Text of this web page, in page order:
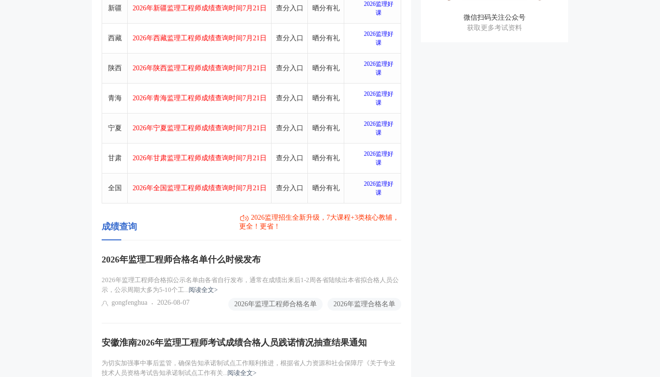
新疆 2026年新疆监理工程师成绩查询时间7月21日 查分入口 晒分有礼
2026监理好
课
西藏 2026年西藏监理工程师成绩查询时间7月21日 查分入口 晒分有礼
2026监理好
课
陕西 2026年陕西监理工程师成绩查询时间7月21日 查分入口 晒分有礼
2026监理好
课
青海 2026年青海监理工程师成绩查询时间7月21日 查分入口 晒分有礼
2026监理好
课
宁夏 2026年宁夏监理工程师成绩查询时间7月21日 查分入口 晒分有礼
2026监理好
课
甘肃 2026年甘肃监理工程师成绩查询时间7月21日 查分入口 晒分有礼
2026监理好
课
全国 2026年全国监理工程师成绩查询时间7月21日 查分入口 晒分有礼
2026监理好
课
成绩查询
2026监理招生全新升级，7大课程+3类核心教辅，
更全！更省！
2026年监理工程师合格名单什么时候发布
2026年监理工程师合格拟公示名单由各省自行发布，通常在成绩出来后1‑2周各省陆续出本省拟合格人员公
示，公示周期大多为5‑10个工...阅读全文>
gongfenghua
2026-08-07 2026年监理工程师合格名单 2026年监理合格名单
安徽淮南2026年监理工程师考试成绩合格人员践诺情况抽查结果通知
为切实加强事中事后监管，确保告知承诺制试点工作顺利推进，根据省人力资源和社会保障厅《关于专业
技术人员资格考试告知承诺制试点工作有关...阅读全文>
微信扫码关注公众号
获取更多考试资料